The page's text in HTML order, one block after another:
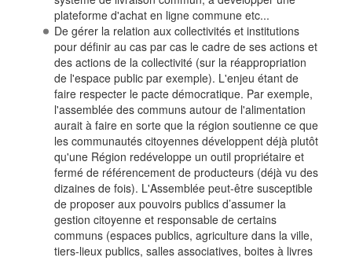
plateforme d'achat en ligne commune etc...
De gérer la relation aux collectivités et institutions
pour définir au cas par cas le cadre de ses actions et
des actions de la collectivité (sur la réappropriation
de l'espace public par exemple). L'enjeu étant de
faire respecter le pacte démocratique. Par exemple,
l'assemblée des communs autour de l'alimentation
aurait à faire en sorte que la région soutienne ce que
les communautés citoyennes développent déjà plutôt
qu'une Région redéveloppe un outil propriétaire et
fermé de référencement de producteurs (déjà vu des
dizaines de fois). L'Assemblée peut-être susceptible
de proposer aux pouvoirs publics d’assumer la
gestion citoyenne et responsable de certains
communs (espaces publics, agriculture dans la ville,
tiers-lieux publics, salles associatives, boites à livres